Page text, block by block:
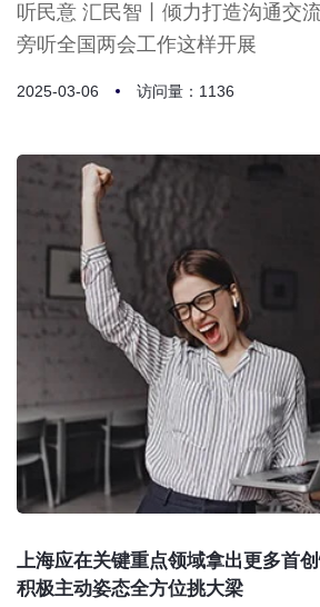
听民意 汇民智丨倾力打造沟通交
旁听全国两会工作这样开展
2025-03-06 访问量：1136
上海应在关键重点领域拿出更多首
积极主动姿态全方位挑大梁